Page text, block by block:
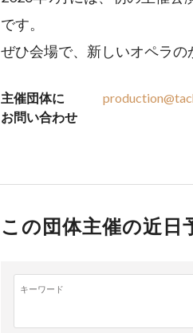
です。
ぜひ会場で、新しいオペラの
主催団体に
お問い合わせ
この団体主催の近日
キーワード